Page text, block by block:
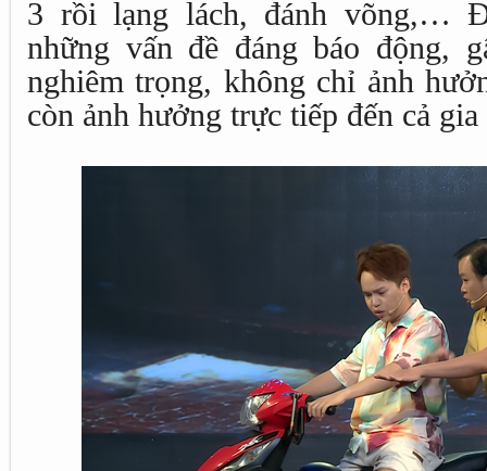
3 rồi lạng lách, đánh võng,…
những vấn đề đáng báo động,
nghiêm trọng, không chỉ ảnh
còn ảnh hưởng trực tiếp đến cả